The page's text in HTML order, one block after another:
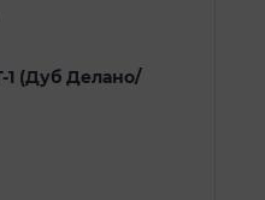
(Дуб Делано/